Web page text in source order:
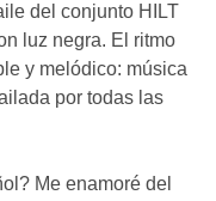
del conjunto HILT
luz negra. El ritmo
y melódico: música
por todas las
Me enamoré del